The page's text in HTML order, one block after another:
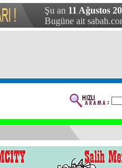
Şu an 11 Ağustos
Bugüne ait